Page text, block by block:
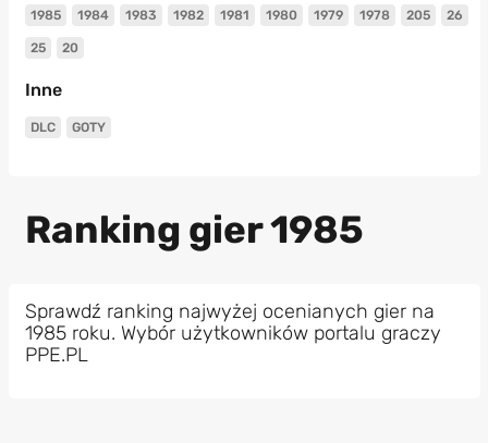
1985 1984 1983 1982 1981 1980 1979 1978 205 26
25 20
Inne
DLC GOTY
Ranking gier 1985
Sprawdź ranking najwyżej ocenianych gier na
1985 roku. Wybór użytkowników portalu graczy
PPE.PL